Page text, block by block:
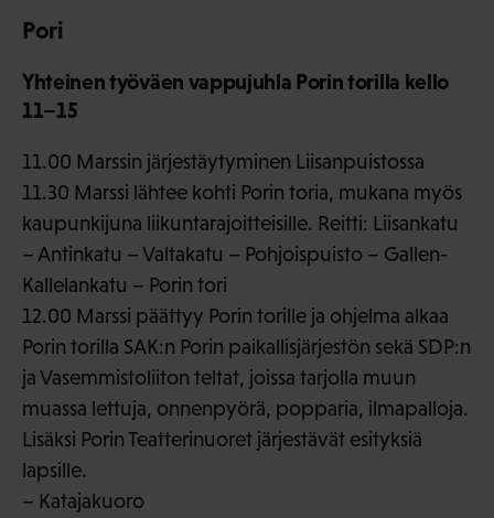
Pori
Yhteinen työväen vappujuhla Porin torilla kello
11–15
11.00 Marssin järjestäytyminen Liisanpuistossa
11.30 Marssi lähtee kohti Porin toria, mukana myös
kaupunkijuna liikuntarajoitteisille. Reitti: Liisankatu
– Antinkatu – Valtakatu – Pohjoispuisto – Gallen-
Kallelankatu – Porin tori
12.00 Marssi päättyy Porin torille ja ohjelma alkaa
Porin torilla SAK:n Porin paikallisjärjestön sekä SDP:n
ja Vasemmistoliiton teltat, joissa tarjolla muun
muassa lettuja, onnenpyörä, popparia, ilmapalloja.
Lisäksi Porin Teatterinuoret järjestävät esityksiä
lapsille.
– Katajakuoro